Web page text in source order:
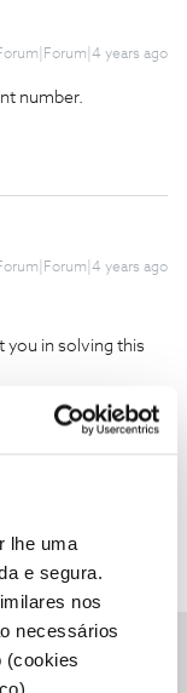
lhe uma
e segura.
nos
necessários
(cookies
years ago
number.
years ago
you in solving this
message to the
Marque
comentários.
"Seguir", para estar